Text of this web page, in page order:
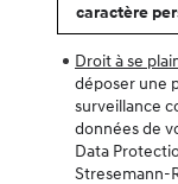
caractère
Droit à se
déposer une
surveillance
données de
Data
Stresemann-